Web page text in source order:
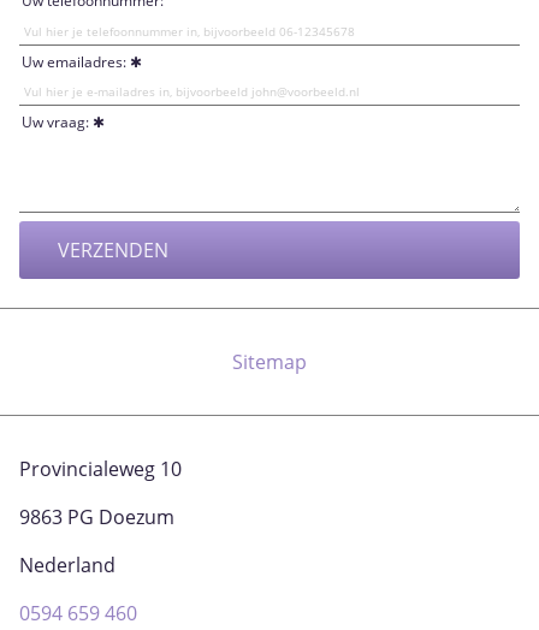
Uw emailadres:
Uw vraag:
Sitemap
Provincialeweg 10
9863 PG Doezum
Nederland
0594 659 460